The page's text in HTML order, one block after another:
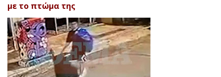
με το πτώμα της